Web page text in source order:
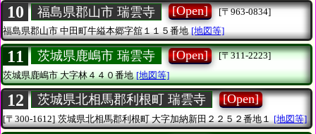
10 福島県郡山市 瑞雲寺 [Open]
[〒963-0834]
福島県郡山市中田町牛縊本郷字舘１１５番地 [地図等]
11 茨城県鹿嶋市 瑞雲寺 [Open]
[〒311-2223]
茨城県鹿嶋市大字林４４０番地 [地図等]
12 茨城県北相馬郡利根町 瑞雲寺 [Open]
[〒300-1612] 茨城県北相馬郡利根町 大字加納新田２２５２番地１ [地図等]